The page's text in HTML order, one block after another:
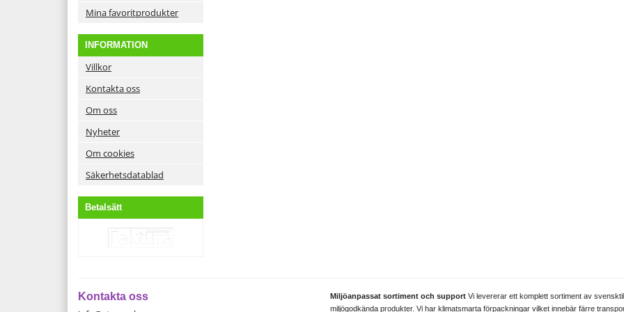
Mina favoritprodukter
INFORMATION
Villkor
Kontakta oss
Om oss
Nyheter
Om cookies
Säkerhetsdatablad
Betalsätt
Kontakta oss Miljöanpassat sortiment och support Vi levererar ett komplett sortiment av
miljögodkända produkter. Vi har klimatsmarta förpackningar vilket innebär färre